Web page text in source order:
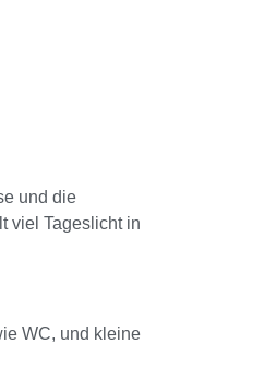
und die
viel Tageslicht in
WC, und kleine